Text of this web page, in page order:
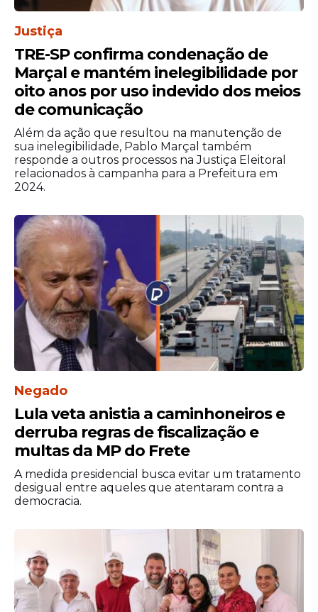
Justiça
TRE-SP confirma condenação de
Marçal e mantém inelegibilidade por
oito anos por uso indevido dos meios
de comunicação
Além da ação que resultou na manutenção de
sua inelegibilidade, Pablo Marçal também
responde a outros processos na Justiça Eleitoral
relacionados à campanha para a Prefeitura em
2024.
Negado
Lula veta anistia a caminhoneiros e
derruba regras de fiscalização e
multas da MP do Frete
A medida presidencial busca evitar um tratamento
desigual entre aqueles que atentaram contra a
democracia.